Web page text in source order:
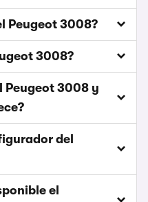
Peugeot 3008?
3008?
Peugeot 3008 y
del
el